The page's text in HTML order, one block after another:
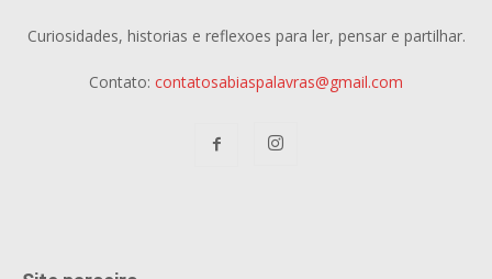
Curiosidades, historias e reflexoes para ler, pensar e partilhar.
Contato: contatosabiaspalavras@gmail.com